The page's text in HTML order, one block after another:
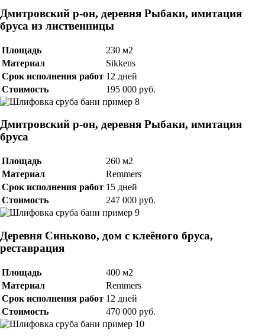
Дмитровский р-он, деревня Рыбаки, имитация
бруса из лиственницы
Площадь
230 м2
Материал
Sikkens
Срок исполнения работ 12 дней
Стоимость
195 000 руб.
Дмитровский р-он, деревня Рыбаки, имитация
бруса
Площадь
260 м2
Материал
Remmers
Срок исполнения работ 15 дней
Стоимость
247 000 руб.
Деревня Синьково, дом с клеёного бруса,
реставрация
Площадь
400 м2
Материал
Remmers
Срок исполнения работ 12 дней
Стоимость
470 000 руб.